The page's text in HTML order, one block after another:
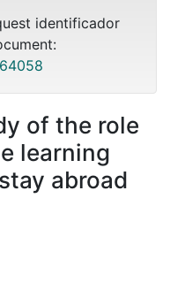
identificador
of the role
learning
abroad